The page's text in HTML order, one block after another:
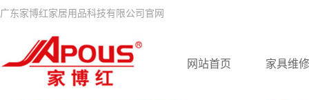
广东家博红家居用品科技有限公司官网
网站首页 家具维